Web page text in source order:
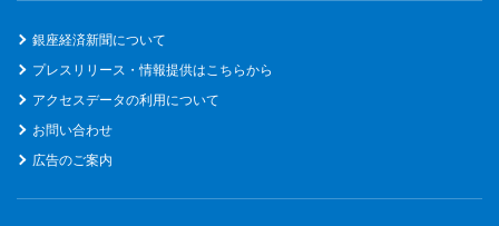
銀座経済新聞について
プレスリリース・情報提供はこちらから
アクセスデータの利用について
お問い合わせ
広告のご案内